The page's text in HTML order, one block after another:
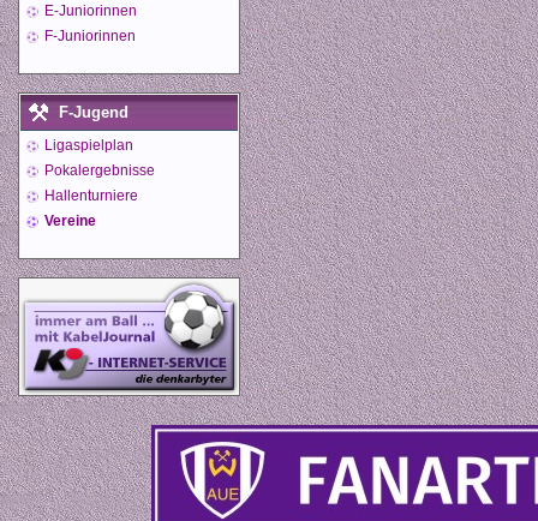
E-Juniorinnen
F-Juniorinnen
F-Jugend
Ligaspielplan
Pokalergebnisse
Hallenturniere
Vereine